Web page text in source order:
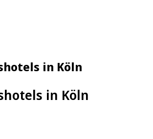
in Köln
in Köln